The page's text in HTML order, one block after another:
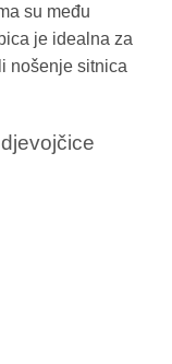
su među
je idealna za
nošenje sitnica